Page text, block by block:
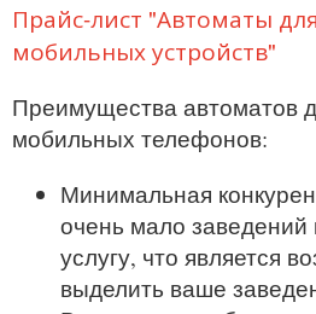
Прайс-лист "Автоматы
мобильных устройств"
Преимущества автоматов
мобильных телефонов:
Минимальная
очень мало заведений
услугу, что является
выделить ваше